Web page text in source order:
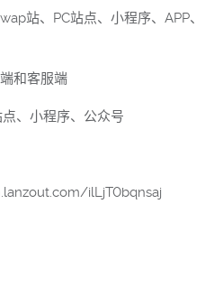
站、PC站点、小程序、APP、
和客服端
、小程序、公众号
ilLjT0bqnsaj